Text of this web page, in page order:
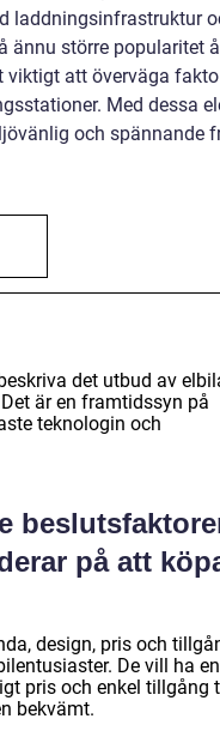
laddningsinfrastruktur
ännu större popularitet
viktigt att överväga
Med dessa
och spännande
det utbud av
är en framtidssyn på
teknologin och
på att
design, pris och
De vill ha
pris och enkel tillgång
bekvämt.